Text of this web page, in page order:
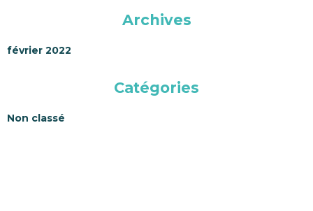
Archives
février 2022
Catégories
Non classé